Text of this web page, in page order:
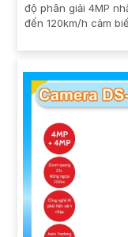
độ phân giải 4MP
đến 120km/h cảm